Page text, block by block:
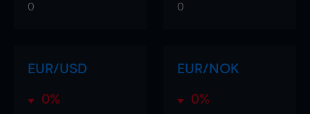
0 0
EUR/USD
0%
EUR/NOK
0%